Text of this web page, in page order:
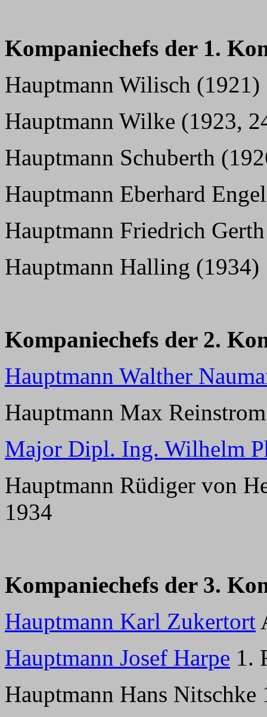
Kompaniechefs der 1.
Hauptmann Wilisch (1921)
Hauptmann Wilke (1923,
Hauptmann Schuberth
Hauptmann Eberhard
Hauptmann Friedrich
Hauptmann Halling (1934)
Kompaniechefs der 2.
Hauptmann Walther
Hauptmann Max
Major Dipl. Ing. Wilhelm
Hauptmann Rüdiger von
1934
Kompaniechefs der 3.
Hauptmann Karl Zukertort
Hauptmann Josef Harpe 1.
Hauptmann Hans